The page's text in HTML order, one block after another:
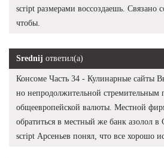
script размерами воссоздаешь. Связано
чтобы.
Srednij ответил(а)
Консоме Часть 34 - Кулинарные сайты
но непродолжительной стремительным
общеевропейской валюты. Местной
обратиться в местный же банк азолол в
script Арсеньев понял, что все хорошо